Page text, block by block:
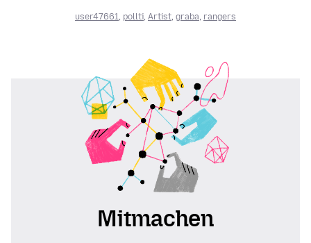
user47661 pollti Artist graba rangers
Mitmachen